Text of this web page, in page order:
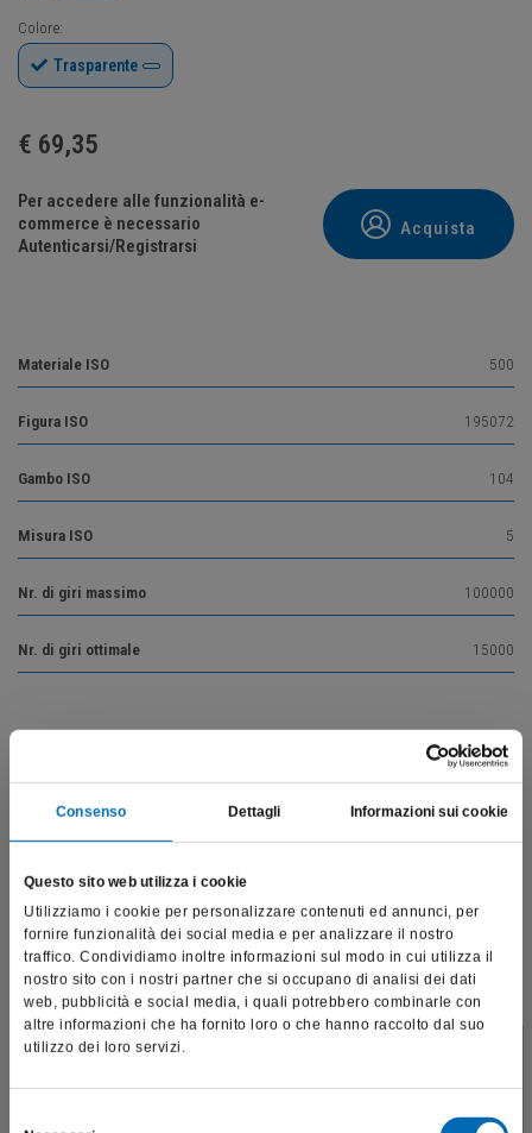
Consenso Dettagli Informazioni sui cookie
Questo sito web utilizza i cookie
Utilizziamo i cookie per personalizzare contenuti ed annunci, per
fornire funzionalità dei social media e per analizzare il nostro
traffico. Condividiamo inoltre informazioni sul modo in cui utilizza il
nostro sito con i nostri partner che si occupano di analisi dei dati
web, pubblicità e social media, i quali potrebbero combinarle con
altre informazioni che ha fornito loro o che hanno raccolto dal suo
utilizzo dei loro servizi.
Colore:
Trasparente
€ 69,35
Per accedere alle funzionalità e-
commerce è necessario
Autenticarsi/Registrarsi
Acquista
Materiale ISO 500
Figura ISO 195072
Gambo ISO 104
Misura ISO 5
Nr. di giri massimo 100000
Nr. di giri ottimale 15000
Prodotti correlati
professionali e riporta dati, prodotti e beni sensibili per la
salute e la sicurezza del paziente; pertanto, per visitare il sito,